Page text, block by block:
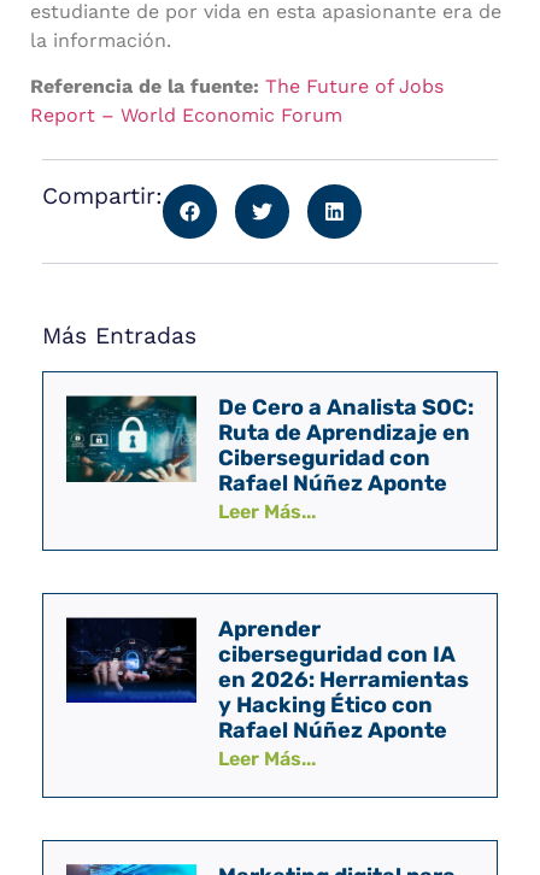
estudiante de por vida en esta apasionante era de
la información.
Referencia de la fuente: The Future of Jobs
Report – World Economic Forum
Compartir:
Más Entradas
De Cero a Analista SOC:
Ruta de Aprendizaje en
Ciberseguridad con
Rafael Núñez Aponte
Leer Más...
Aprender
ciberseguridad con IA
en 2026: Herramientas
y Hacking Ético con
Rafael Núñez Aponte
Leer Más...